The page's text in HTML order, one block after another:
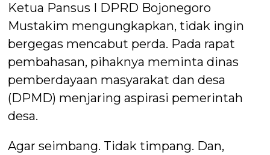
Ketua Pansus I DPRD Bojonegoro
Mustakim mengungkapkan, tidak ingin
bergegas mencabut perda. Pada rapat
pembahasan, pihaknya meminta dinas
pemberdayaan masyarakat dan desa
(DPMD) menjaring aspirasi pemerintah
desa.
Agar seimbang. Tidak timpang. Dan,